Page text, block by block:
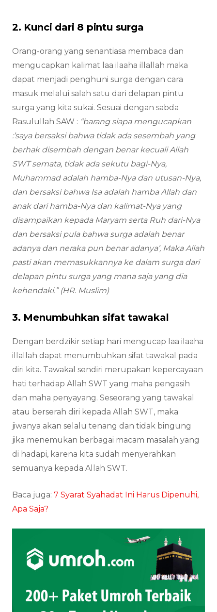
2. Kunci dari 8 pintu surga
Orang-orang yang senantiasa membaca dan
mengucapkan kalimat laa ilaaha illallah maka
dapat menjadi penghuni surga dengan cara
masuk melalui salah satu dari delapan pintu
surga yang kita sukai. Sesuai dengan sabda
Rasulullah SAW : “barang siapa mengucapkan
:’saya bersaksi bahwa tidak ada sesembah yang
berhak disembah dengan benar kecuali Allah
SWT semata, tidak ada sekutu bagi-Nya,
Muhammad adalah hamba-Nya dan utusan-Nya,
dan bersaksi bahwa Isa adalah hamba Allah dan
anak dari hamba-Nya dan kalimat-Nya yang
disampaikan kepada Maryam serta Ruh dari-Nya
dan bersaksi pula bahwa surga adalah benar
adanya dan neraka pun benar adanya’, Maka Allah
pasti akan memasukkannya ke dalam surga dari
delapan pintu surga yang mana saja yang dia
kehendaki.” (HR. Muslim)
3. Menumbuhkan sifat tawakal
Dengan berdzikir setiap hari mengucap laa ilaaha
illallah dapat menumbuhkan sifat tawakal pada
diri kita. Tawakal sendiri merupakan kepercayaan
hati terhadap Allah SWT yang maha pengasih
dan maha penyayang. Seseorang yang tawakal
atau berserah diri kepada Allah SWT, maka
jiwanya akan selalu tenang dan tidak bingung
jika menemukan berbagai macam masalah yang
di hadapi, karena kita sudah menyerahkan
semuanya kepada Allah SWT.
Baca juga: 7 Syarat Syahadat Ini Harus Dipenuhi,
Apa Saja?